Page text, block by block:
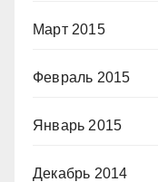
Март 2015
Февраль 2015
Январь 2015
Декабрь 2014